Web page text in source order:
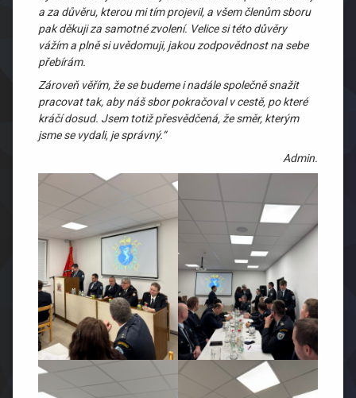
a za důvěru, kterou mi tím projevil, a všem členům sboru
pak děkuji za samotné zvolení. Velice si této důvěry
vážím a plně si uvědomuji, jakou zodpovědnost na sebe
přebírám.
Zároveň věřím, že se budeme i nadále společně snažit
pracovat tak, aby náš sbor pokračoval v cestě, po které
kráčí dosud. Jsem totiž přesvědčená, že směr, kterým
jsme se vydali, je správný.“
Admin.